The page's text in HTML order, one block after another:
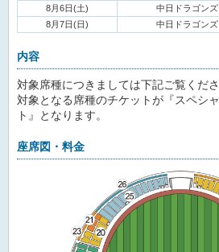
8月6日(土) 中日ドラゴンズ
8月7日(日)
中日ドラゴンズ
内容
対象席種につきましては下記ご覧くださ
対象となる席種のチケットが『スペシ
ト』となります。
座席図・料金